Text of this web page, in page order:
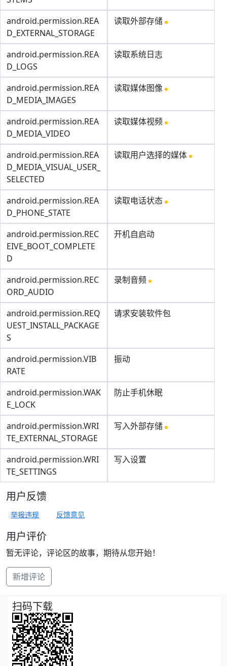
android.permission.REA
D_EXTERNAL_STORAGE
读取外部存储
android.permission.REA
D_LOGS
读取系统日志
android.permission.REA
D_MEDIA_IMAGES
读取媒体图像
android.permission.REA
D_MEDIA_VIDEO
读取媒体视频
android.permission.REA
D_MEDIA_VISUAL_USER_
SELECTED
读取用户选择的媒体
android.permission.REA
D_PHONE_STATE
读取电话状态
android.permission.REC
EIVE_BOOT_COMPLETE
D
开机自启动
android.permission.REC
ORD_AUDIO
录制音频
android.permission.REQ
UEST_INSTALL_PACKAGE
S
请求安装软件包
android.permission.VIB
RATE
振动
android.permission.WAK
E_LOCK
防止手机休眠
android.permission.WRI
TE_EXTERNAL_STORAGE
写入外部存储
android.permission.WRI
TE_SETTINGS
写入设置
用户反馈
举报违规 反馈意见
用户评价
暂无评论，评论区的故事，期待从您开始！
新增评论
扫码下载